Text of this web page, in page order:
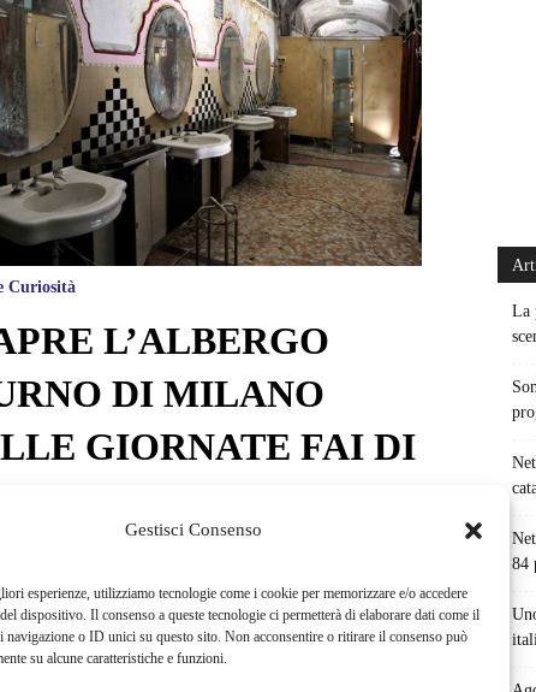
Gestisci Consenso
esperienze, utilizziamo tecnologie come i cookie per memorizzare e/o accedere
dispositivo. Il consenso a queste tecnologie ci permetterà di elaborare dati come il
navigazione o ID unici su questo sito. Non acconsentire o ritirare il consenso può
su alcune caratteristiche e funzioni.
Curiosità
L’ALBERGO
DI MILANO
GIORNATE FAI DI
e più precisamente in porta Venezia, dovete assolutamente
vedere l'Albergo Diurno, situato esattamente sotto piazza
lo spazio,
1.200 metri quadrati, un‘altezza di circa 3...
La
84